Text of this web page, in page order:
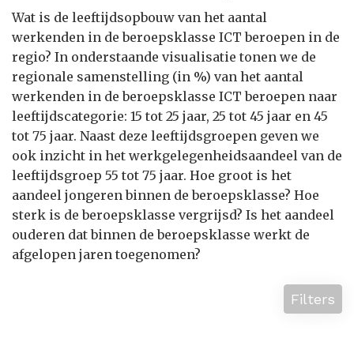
Wat is de leeftijdsopbouw van het aantal
werkenden in de beroepsklasse ICT beroepen in de
regio? In onderstaande visualisatie tonen we de
regionale samenstelling (in %) van het aantal
werkenden in de beroepsklasse ICT beroepen naar
leeftijdscategorie: 15 tot 25 jaar, 25 tot 45 jaar en 45
tot 75 jaar. Naast deze leeftijdsgroepen geven we
ook inzicht in het werkgelegenheidsaandeel van de
leeftijdsgroep 55 tot 75 jaar. Hoe groot is het
aandeel jongeren binnen de beroepsklasse? Hoe
sterk is de beroepsklasse vergrijsd? Is het aandeel
ouderen dat binnen de beroepsklasse werkt de
afgelopen jaren toegenomen?
Filters